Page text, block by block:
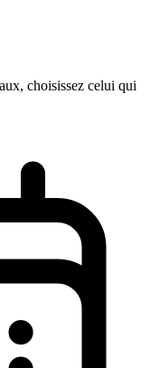
choisissez celui qui